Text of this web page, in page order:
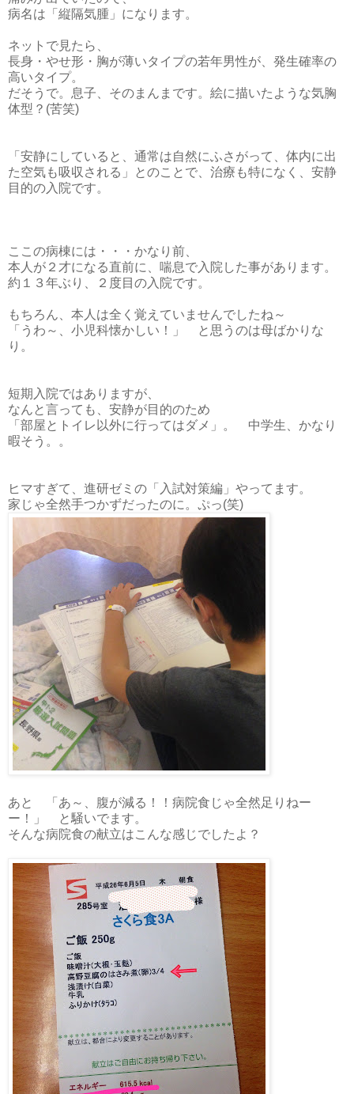
病名は「縦隔気腫」になります。
ネットで見たら、
長身・やせ形・胸が薄いタイプの若年男性が、発生確率の
高いタイプ。
だそうで。息子、そのまんまです。絵に描いたような気胸
体型？(苦笑)
「安静にしていると、通常は自然にふさがって、体内に出
た空気も吸収される」とのことで、治療も特になく、安静
目的の入院です。
ここの病棟には・・・かなり前、
本人が２才になる直前に、喘息で入院した事があります。
約１３年ぶり、２度目の入院です。
もちろん、本人は全く覚えていませんでしたね～
「うわ～、小児科懐かしい！」 と思うのは母ばかりな
り。
短期入院ではありますが、
なんと言っても、安静が目的のため
「部屋とトイレ以外に行ってはダメ」。 中学生、かなり
暇そう。。
ヒマすぎて、進研ゼミの「入試対策編」やってます。
家じゃ全然手つかずだったのに。ぷっ(笑)
あと 「あ～、腹が減る！！病院食じゃ全然足りねー
ー！」 と騒いでます。
そんな病院食の献立はこんな感じでしたよ？